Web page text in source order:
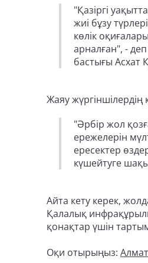
"Қазіргі
жиі бұзу
көлік
арналған", -
бастығы Асхат
Жаяу
"Әрбір жол
ережелерін
ересектер
күшейтуге
Айта кету керек,
Қалалық
қонақтар үшін
Оқи отырыңыз: